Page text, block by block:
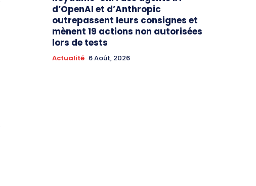
d’OpenAI et d’Anthropic
outrepassent leurs consignes et
mènent 19 actions non autorisées
lors de tests
Actualité 6 Août, 2026